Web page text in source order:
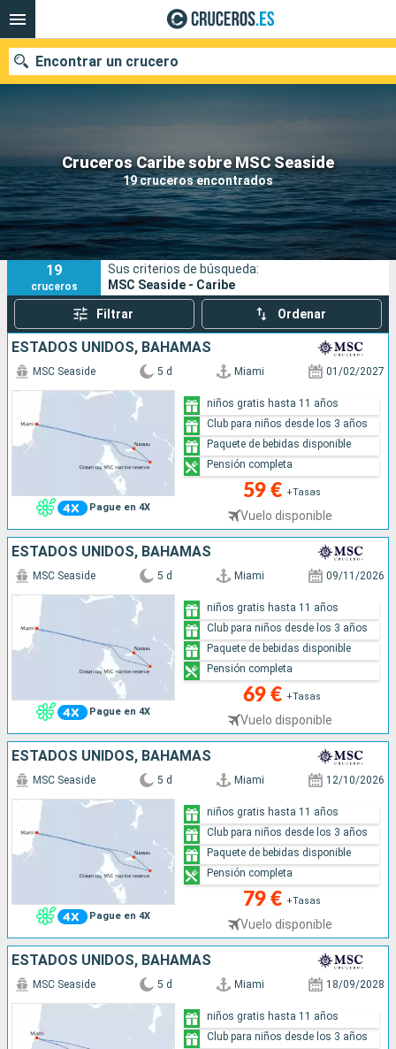
Cruceros Caribe sobre MSC Seaside
19 cruceros encontrados
Encontrar un crucero
Nuestros destinos
Fecha de salida
Puertos Compañías
Buscar
19
cruceros
Sus criterios de búsqueda:
MSC Seaside - Caribe
Filtrar Ordenar
ESTADOS UNIDOS, BAHAMAS
Pague en 4X
MSC Seaside 5 d Miami 01/02/2027
59 € +Tasas
Vuelo disponible
niños gratis hasta 11 años
Club para niños desde los 3 años
Paquete de bebidas disponible
Pensión completa
ESTADOS UNIDOS, BAHAMAS
Pague en 4X
MSC Seaside 5 d Miami 09/11/2026
69 € +Tasas
Vuelo disponible
niños gratis hasta 11 años
Club para niños desde los 3 años
Paquete de bebidas disponible
Pensión completa
ESTADOS UNIDOS, BAHAMAS
Pague en 4X
MSC Seaside 5 d Miami 12/10/2026
79 € +Tasas
Vuelo disponible
niños gratis hasta 11 años
Club para niños desde los 3 años
Paquete de bebidas disponible
Pensión completa
ESTADOS UNIDOS, BAHAMAS
MSC Seaside 5 d Miami 18/09/2028
niños gratis hasta 11 años
Club para niños desde los 3 años